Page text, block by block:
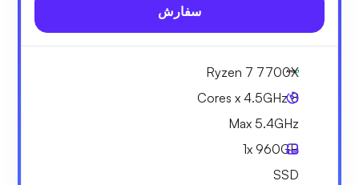
سفارش
Ryzen 7 7700X
8 Cores x 4.5GHz
Max 5.4GHz
1x 960GB
SSD